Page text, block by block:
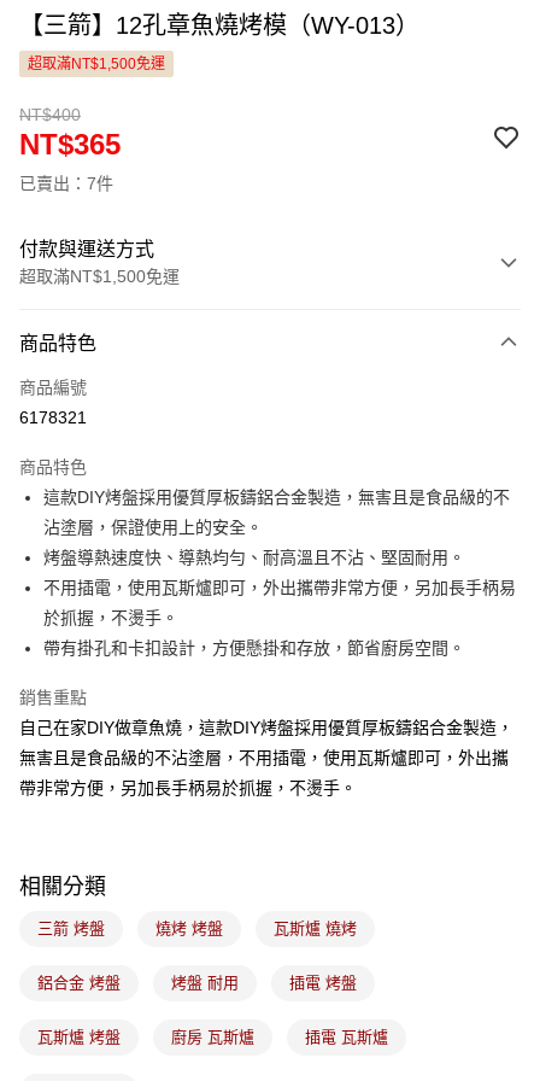
【三箭】12孔章魚燒烤模（WY-013）
超取滿NT$1,500免運
NT$400
NT$365
已賣出：7件
付款與運送方式
超取滿NT$1,500免運
信用卡一次付款
LINE Pay
悠遊付
Google Pay
全盈+PAY
ATM付款
7-11取貨(5kg以內，尺寸不超過90cm)
每筆NT$100，滿NT$1,500(含以上)免運費
常溫宅配-(限重20kg以下)
付款後門市自取
商品特色
商品編號
6178321
商品特色
這款DIY烤盤採用優質厚板鑄鋁合金製造，無害且是食品級的不
沾塗層，保證使用上的安全。
烤盤導熱速度快、導熱均勻、耐高溫且不沾、堅固耐用。
不用插電，使用瓦斯爐即可，外出攜帶非常方便，另加長手柄易
於抓握，不燙手。
帶有掛孔和卡扣設計，方便懸掛和存放，節省廚房空間。
銷售重點
自己在家DIY做章魚燒，這款DIY烤盤採用優質厚板鑄鋁合金製造，
無害且是食品級的不沾塗層，不用插電，使用瓦斯爐即可，外出攜
帶非常方便，另加長手柄易於抓握，不燙手。
相關分類
三箭 烤盤 燒烤 烤盤 瓦斯爐 燒烤
鋁合金 烤盤 烤盤 耐用 插電 烤盤
瓦斯爐 烤盤 廚房 瓦斯爐 插電 瓦斯爐